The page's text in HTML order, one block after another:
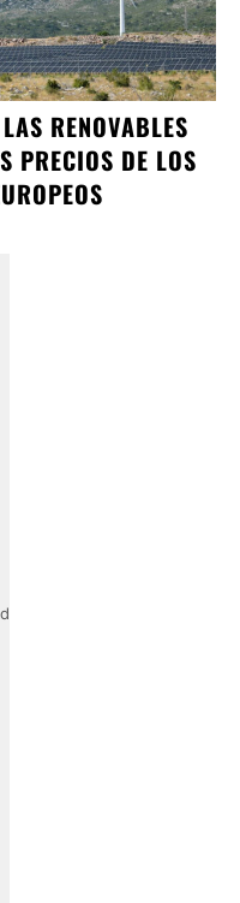
RENOVABLES
PRECIOS DE LOS